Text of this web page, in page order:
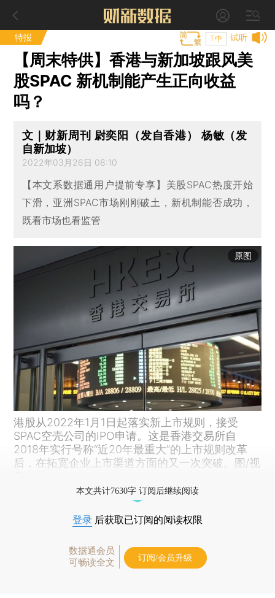
特报 试听
T中
【周末特供】香港与新加坡跟风美
股SPAC 新机制能产生正向收益
吗？
文｜财新周刊 尉奕阳（发自香港） 杨敏（发
自新加坡）
2022年03月26日 08:10
【本文系数据通用户提前专享】美股SPAC热度开始
下滑，亚洲SPAC市场刚刚破土，新机制能否成功，
既看市场也看监管
原图
港股从2022年1月1日起落实新上市规则，接受
SPAC空壳公司的IPO申请。这是香港交易所自
2018年实行号称“近20年最重大”的上市规则改革
后，在拓宽企业上市渠道方面的又一次突破。图/视
本文共计7630字 订阅后继续阅读
登录 后获取已订阅的阅读权限
数据通会员
可畅读全文
订阅/会员升级